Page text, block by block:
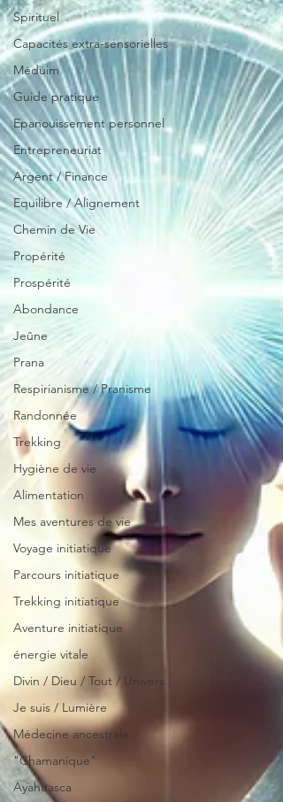
Spirituel
Capacités extra-sensorielles
Méduim
Guide pratique
Epanouissement personnel
Entrepreneuriat
Argent / Finance
Equilibre / Alignement
Chemin de Vie
Propérité
Prospérité
Abondance
Jeûne
Prana
Respirianisme / Pranisme
Randonnée
Trekking
Hygiène de vie
Alimentation
Mes aventures de vie
Voyage initiatique
Parcours initiatique
Trekking initiatique
Aventure initiatique
énergie vitale
Divin / Dieu / Tout / Univers
Je suis / Lumière
Médecine ancestrale
"Chamanique"
Ayahuasca